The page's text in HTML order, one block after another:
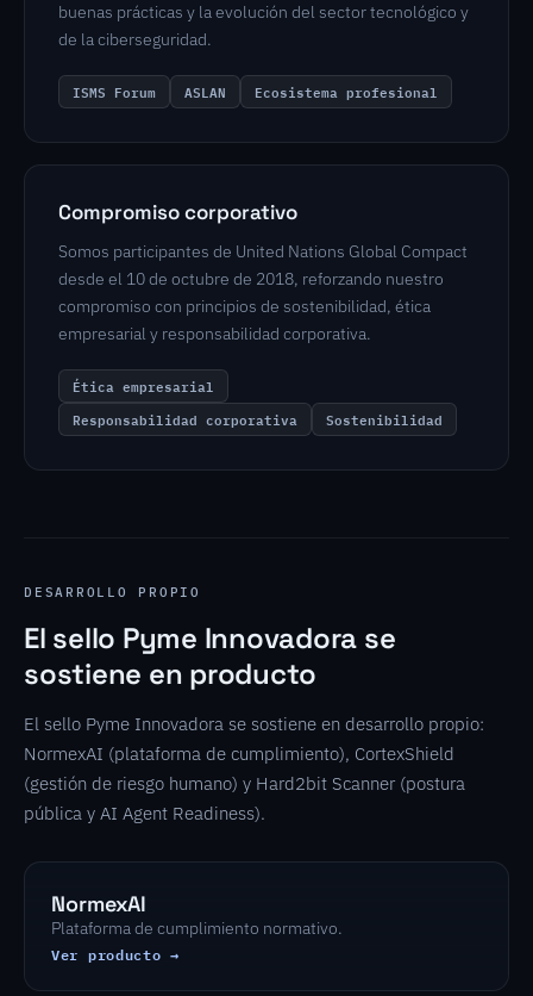
buenas prácticas y la evolución del sector tecnológico y
de la ciberseguridad.
ISMS Forum ASLAN Ecosistema profesional
Compromiso corporativo
Somos participantes de United Nations Global Compact
desde el 10 de octubre de 2018, reforzando nuestro
compromiso con principios de sostenibilidad, ética
empresarial y responsabilidad corporativa.
Ética empresarial
Responsabilidad corporativa
Sostenibilidad
DESARROLLO PROPIO
El sello Pyme Innovadora se
sostiene en producto
El sello Pyme Innovadora se sostiene en desarrollo propio:
NormexAI (plataforma de cumplimiento), CortexShield
(gestión de riesgo humano) y Hard2bit Scanner (postura
pública y AI Agent Readiness).
NormexAI
Plataforma de cumplimiento normativo.
Ver producto →